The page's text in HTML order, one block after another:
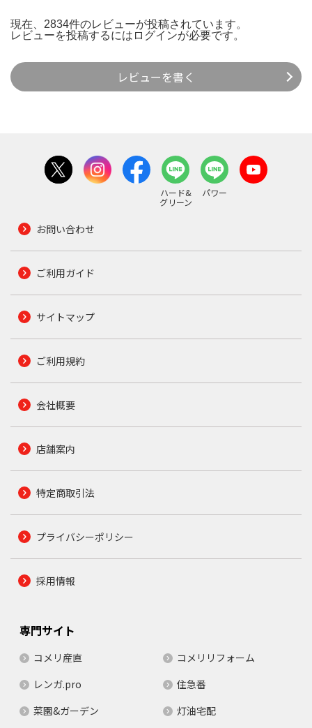
現在、2834件のレビューが投稿されています。
レビューを投稿するには ログインが必要です。
レビューを書く
ハード&
グリーン
パワー
お問い合わせ
ご利用ガイド
サイトマップ
ご利用規約
会社概要
店舗案内
特定商取引法
プライバシーポリシー
採用情報
専門サイト
コメリ産直
コメリリフォーム
レンガ.pro
住急番
菜園&ガーデン
灯油宅配